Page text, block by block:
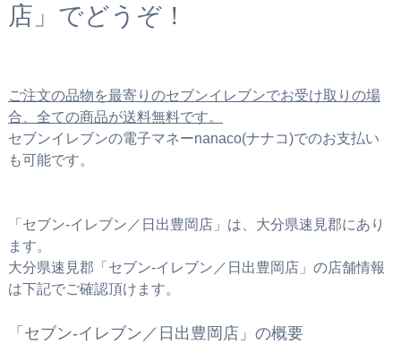
店」でどうぞ！
ご注文の品物を最寄りのセブンイレブンでお受け取りの場
合、全ての商品が送料無料です。
セブンイレブンの電子マネーnanaco(ナナコ)でのお支払い
も可能です。
「セブン‐イレブン／日出豊岡店」は、大分県速見郡にあり
ます。
大分県速見郡「セブン‐イレブン／日出豊岡店」の店舗情報
は下記でご確認頂けます。
「セブン‐イレブン／日出豊岡店」の概要